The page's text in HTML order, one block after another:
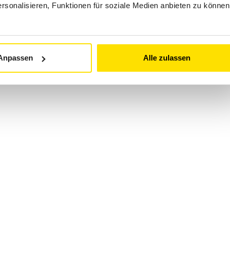
Funktionen für soziale Medien anbieten zu können
Alle zulassen